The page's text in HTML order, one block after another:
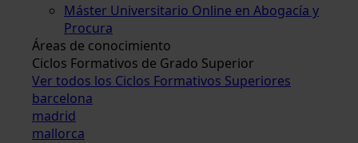
Máster Universitario Online en Abogacía y
Procura
Áreas de conocimiento
Ciclos Formativos de Grado Superior
Ver todos los Ciclos Formativos Superiores
barcelona
madrid
mallorca